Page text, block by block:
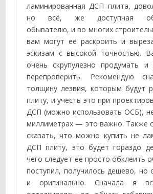
ламинированная ДСП плита,
но всё, же доступная
обывателю, и во многих
вам могут её раскроить и
эскизам с высокой точностью.
очень скрупулезно продумать и
перепроверить. Рекомендую
толщину лезвия, которым будут
плиту, и учесть это при
ДСП (можно использовать ОСБ),
миллиметрах — это важно. Также
сказать, что можно купить не
ДСП плиту, это будет гораздо
чего следует её просто обклеить
поступил, получилось дешево, но
и оригинально. Сначала я